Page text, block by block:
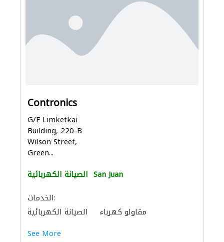
Contronics
G/F Limketkai
Building, 220-B
Wilson Street,
Green...
الصيانة الكهربائية San Juan
الخدمات:
الصيانة الكهربائية
مقاولو كهرباء
See More